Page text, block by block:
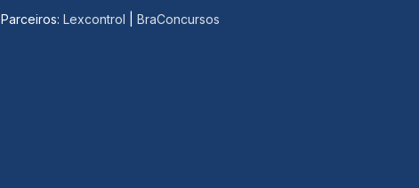
Parceiros: Lexcontrol BraConcursos